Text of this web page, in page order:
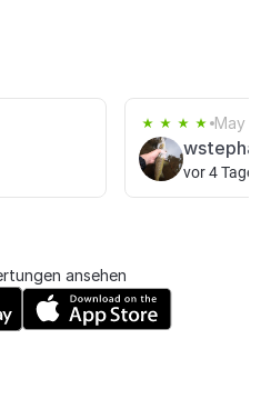
May
vor 4 Tagen
ansehen